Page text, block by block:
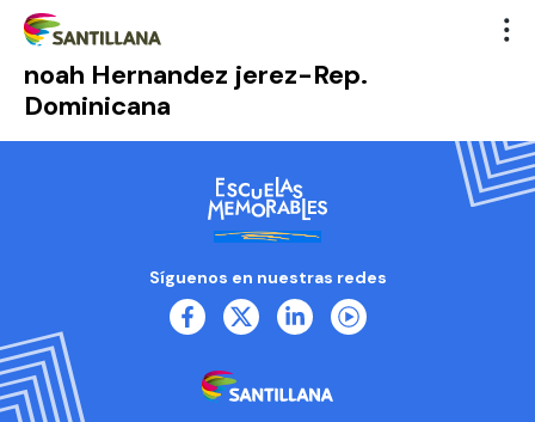
noah Hernandez jerez-Rep.
Dominicana
Síguenos en nuestras redes